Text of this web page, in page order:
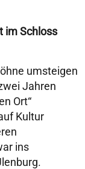
im Schloss
umsteigen
Jahren
Ort“
Kultur
ins